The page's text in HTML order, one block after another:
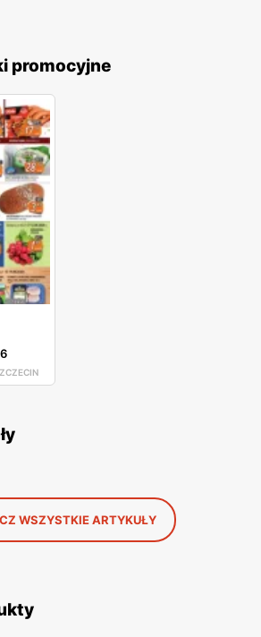
promocyjne
WSZYSTKIE ARTYKUŁY